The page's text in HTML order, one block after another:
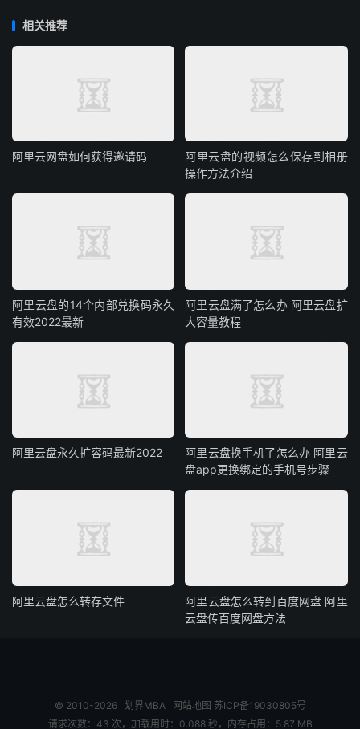
相关推荐
阿里云网盘如何获得邀请码
阿里云盘的视频怎么保存到相册
操作方法介绍
阿里云盘的14个内部兑换码永久
有效2022最新
阿里云盘满了怎么办 阿里云盘扩
大容量教程
阿里云盘永久扩容码最新2022
阿里云盘换手机了怎么办 阿里云
盘app更换绑定的手机号步骤
阿里云盘怎么转存文件
阿里云盘怎么转到百度网盘 阿里
云盘传百度网盘方法
© 2010-2026 划界MBA 网站地图 苏ICP备19030805号
请求次数：43 次，加载用时：0.088 秒，内存占用：5.87 MB